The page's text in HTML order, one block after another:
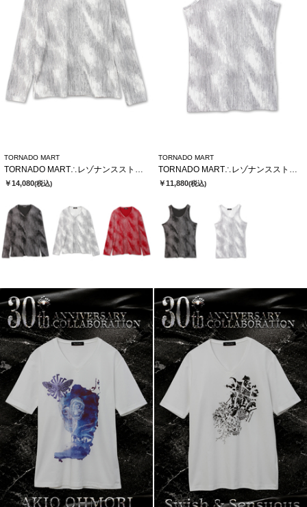
TORNADO MART
￥14,080(税込)
TORNADO MART
￥11,880(税込)